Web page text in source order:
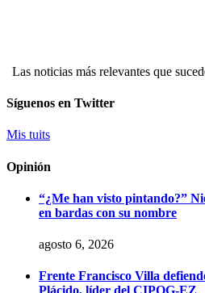
Las noticias más relevantes que
Síguenos en Twitter
Mis tuits
Opinión
“¿Me han visto pintando?”
en bardas con su nombre
agosto 6, 2026
Frente Francisco Villa